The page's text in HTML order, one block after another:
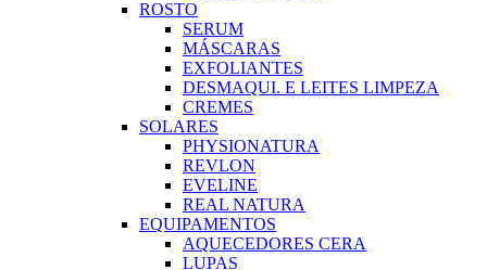
ROSTO
SERUM
MÁSCARAS
EXFOLIANTES
DESMAQUI. E LEITES LIMPEZA
CREMES
SOLARES
PHYSIONATURA
REVLON
EVELINE
REAL NATURA
EQUIPAMENTOS
AQUECEDORES CERA
LUPAS